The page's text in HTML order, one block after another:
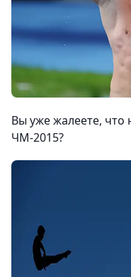
Вы уже жалеете, что
ЧМ-2015?